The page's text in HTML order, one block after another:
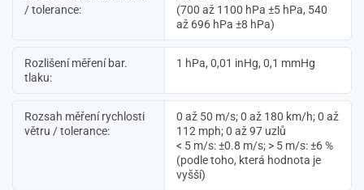
/ tolerance:
(700 až 1100 hPa ±5 hPa, 540
až 696 hPa ±8 hPa)
Rozlišení měření bar.
tlaku:
1 hPa, 0,01 inHg, 0,1 mmHg
Rozsah měření rychlosti
větru / tolerance:
0 až 50 m/s; 0 až 180 km/h; 0 až
112 mph; 0 až 97 uzlů
< 5 m/s: ±0.8 m/s; > 5 m/s: ±6 %
(podle toho, která hodnota je
vyšší)